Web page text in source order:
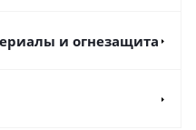
и огнезащита